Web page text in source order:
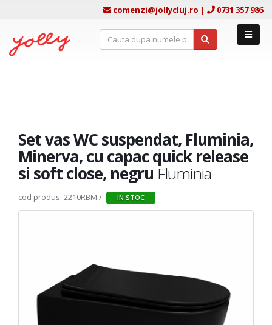
comenzi@jollycluj.ro | 0731 357 986
Set vas WC suspendat, Fluminia,
Minerva, cu capac quick release
si soft close, negru Fluminia
cod produs: 2210RBM / IN STOC